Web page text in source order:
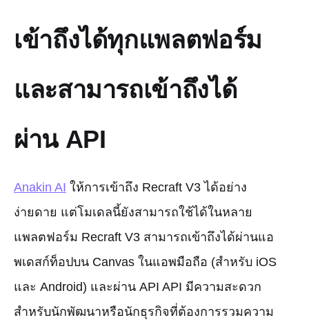
เข้าถึงได้ทุกแพลตฟอร์ม
และสามารถเข้าถึงได้
ผ่าน API
Anakin AI ให้การเข้าถึง Recraft V3 ได้อย่าง
ง่ายดาย แต่โมเดลนี้ยังสามารถใช้ได้ในหลาย
แพลตฟอร์ม Recraft V3 สามารถเข้าถึงได้ผ่านแอ
พเดสก์ท็อปบน Canvas ในแอพมือถือ (สำหรับ iOS
และ Android) และผ่าน API API มีความสะดวก
สำหรับนักพัฒนาหรือนักธุรกิจที่ต้องการรวมความ